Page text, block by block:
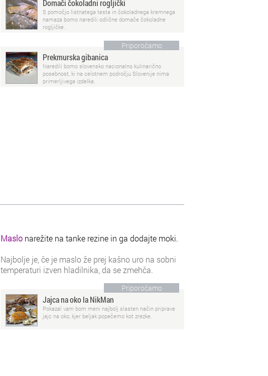
Domači čokoladni rogljički
S pomočjo listnatega testa in čokoladnega kremnega
namaza bomo naredili odlične domače čokoladne
rogljičke.
Priporočamo
Prekmurska gibanica
Naredili bomo slovensko nacionalno kulinarično
posebnost, ki na celotnem področju Slovenije nima
primerljivega izdelka.
Maslo narežite na tanke rezine in ga dodajte moki.
Najbolje je, če je maslo že prej kašno uro na sobni
temperaturi izven hladilnika, da se zmehča.
Priporočamo
Jajca na oko la NikMan
Pokazal vam bom meni najbolj slasten način priprave
jajc na oko, kjer beljak popečemo kot zrezke.